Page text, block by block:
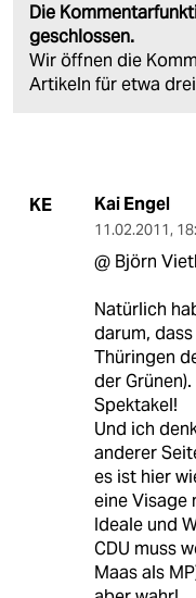
Die
geschlossen.
Wir öffnen die
Artikeln für etwa
KE Kai Engel
11.02.2011,
@ Björn
Natürlich
darum,
Thüringen
der
Spektakel!
Und ich
anderer
es ist hier
eine Visage
Ideale und
CDU muss
Maas als